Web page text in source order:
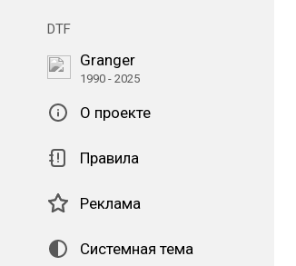
DTF
Granger
1990 - 2025
О проекте
Правила
Реклама
Системная тема